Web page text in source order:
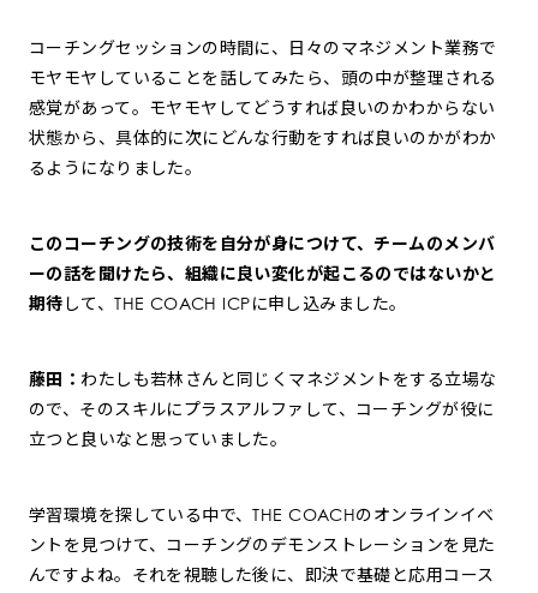
コーチングセッションの時間に、日々のマネジメント業務で
モヤモヤしていることを話してみたら、頭の中が整理される
感覚があって。モヤモヤしてどうすれば良いのかわからない
状態から、具体的に次にどんな行動をすれば良いのかがわか
るようになりました。
このコーチングの技術を自分が身につけて、チームのメンバ
ーの話を聞けたら、組織に良い変化が起こるのではないかと
期待 して、THE COACH ICPに申し込みました。
藤田： わたしも若林さんと同じくマネジメントをする立場な
ので、そのスキルにプラスアルファして、コーチングが役に
立つと良いなと思っていました。
学習環境を探している中で、THE COACHのオンラインイベ
ントを見つけて、コーチングのデモンストレーションを見た
んですよね。それを視聴した後に、即決で基礎と応用コース